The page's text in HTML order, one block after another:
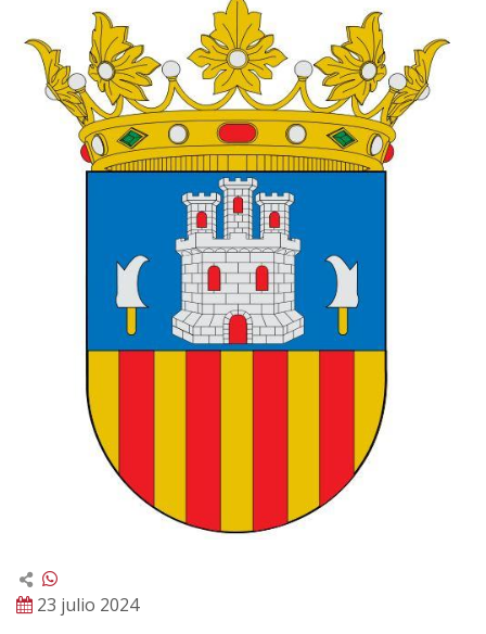
23 julio 2024